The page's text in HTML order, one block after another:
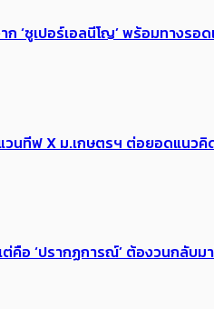
‘ซูเปอร์เอลนีโญ’ พร้อมทางรอ
แวนทีฟ X ม.เกษตรฯ ต่อยอดแนว
ต่คือ ‘ปรากฏการณ์’ ​ต้อง​วนกลั